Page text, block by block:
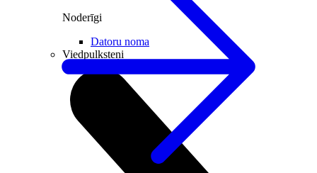
Noderīgi
Datoru noma
Viedpulksteņi